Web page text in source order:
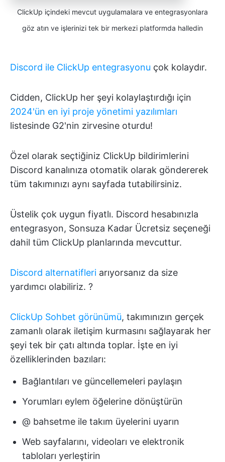
ClickUp içindeki mevcut uygulamalara ve entegrasyonlara
göz atın ve işlerinizi tek bir merkezi platformda halledin
Discord ile ClickUp entegrasyonu çok kolaydır.
Cidden, ClickUp her şeyi kolaylaştırdığı için
2024'ün en iyi proje yönetimi yazılımları
listesinde G2'nin zirvesine oturdu!
Özel olarak seçtiğiniz ClickUp bildirimlerini
Discord kanalınıza otomatik olarak göndererek
tüm takımınızı aynı sayfada tutabilirsiniz.
Üstelik çok uygun fiyatlı. Discord hesabınızla
entegrasyon, Sonsuza Kadar Ücretsiz seçeneği
dahil tüm ClickUp planlarında mevcuttur.
Discord alternatifleri arıyorsanız da size
yardımcı olabiliriz. ?
ClickUp Sohbet görünümü, takımınızın gerçek
zamanlı olarak iletişim kurmasını sağlayarak her
şeyi tek bir çatı altında toplar. İşte en iyi
özelliklerinden bazıları:
Bağlantıları ve güncellemeleri paylaşın
Yorumları eylem öğelerine dönüştürün
@ bahsetme ile takım üyelerini uyarın
Web sayfalarını, videoları ve elektronik
tabloları yerleştirin